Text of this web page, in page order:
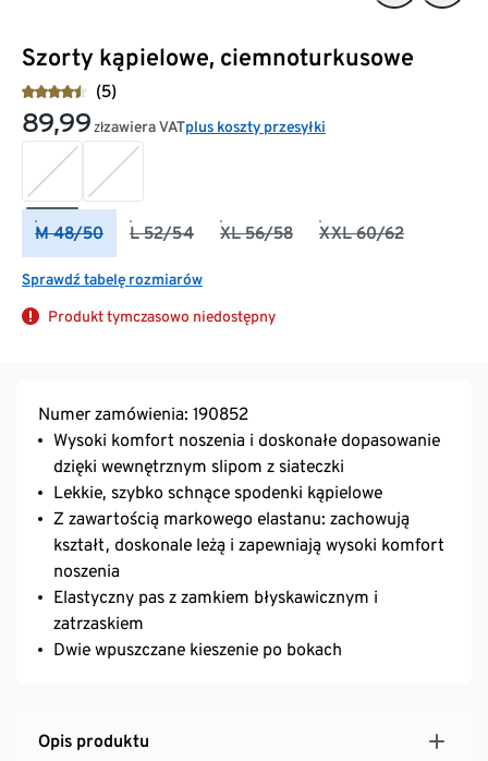
Szorty kąpielowe, ciemnoturkusowe
(5)
89,99 złzawiera VATplus koszty przesyłki
M 48/50 L 52/54 XL 56/58 XXL 60/62
Sprawdź tabelę rozmiarów
Produkt tymczasowo niedostępny
Numer zamówienia: 190852
Wysoki komfort noszenia i doskonałe dopasowanie
dzięki wewnętrznym slipom z siateczki
Lekkie, szybko schnące spodenki kąpielowe
Z zawartością markowego elastanu: zachowują
kształt, doskonale leżą i zapewniają wysoki komfort
noszenia
Elastyczny pas z zamkiem błyskawicznym i
zatrzaskiem
Dwie wpuszczane kieszenie po bokach
Opis produktu